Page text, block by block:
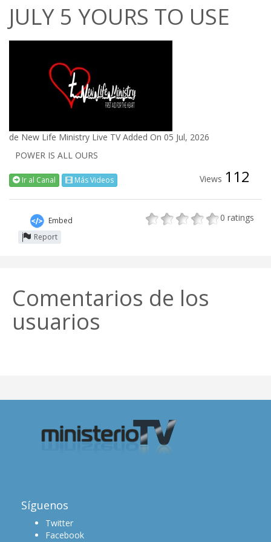
JULY 5 YOURS TO USE
de New Life Ministry Live TVAdded On 05 Jul, 2026
POWER IS ALL OURS
Ir al Canal Más Videos Views 112
Embed
Report
0 ratings
Comentarios de los
usuarios
Síguenos
Twitter
Facebook